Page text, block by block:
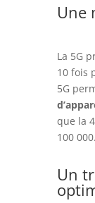
Une
La 5G
10 fois
5G
que la
100 000.
Un